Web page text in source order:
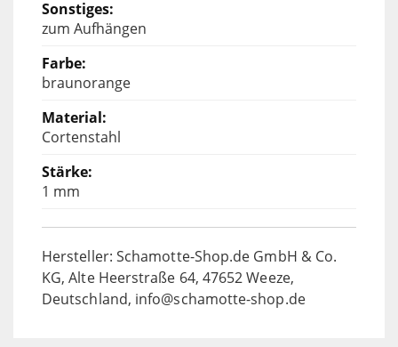
zum Aufhängen
braunorange
Cortenstahl
1 mm
Hersteller: Schamotte-Shop.de GmbH & Co.
KG, Alte Heerstraße 64, 47652 Weeze,
Deutschland, info@schamotte-shop.de